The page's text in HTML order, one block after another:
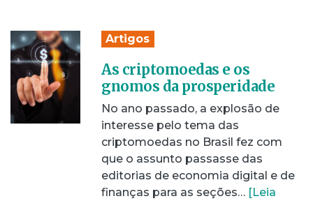
Artigos
As criptomoedas e os
gnomos da prosperidade
No ano passado, a explosão de
interesse pelo tema das
criptomoedas no Brasil fez com
que o assunto passasse das
editorias de economia digital e de
finanças para as seções… [Leia